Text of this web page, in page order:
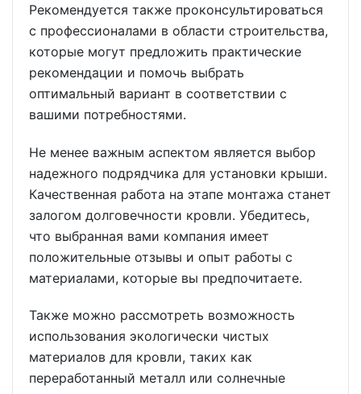
Рекомендуется также проконсультироваться
с профессионалами в области строительства,
которые могут предложить практические
рекомендации и помочь выбрать
оптимальный вариант в соответствии с
вашими потребностями.
Не менее важным аспектом является выбор
надежного подрядчика для установки крыши.
Качественная работа на этапе монтажа станет
залогом долговечности кровли. Убедитесь,
что выбранная вами компания имеет
положительные отзывы и опыт работы с
материалами, которые вы предпочитаете.
Также можно рассмотреть возможность
использования экологически чистых
материалов для кровли, таких как
переработанный металл или солнечные